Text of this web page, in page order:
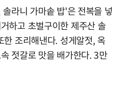
라니 가마솥 밥'은 전복을 넣
하고 초벌구이한 제주산 솔
조리해낸다. 성게알젓, 옥
젓갈로 맛을 배가한다. 3만